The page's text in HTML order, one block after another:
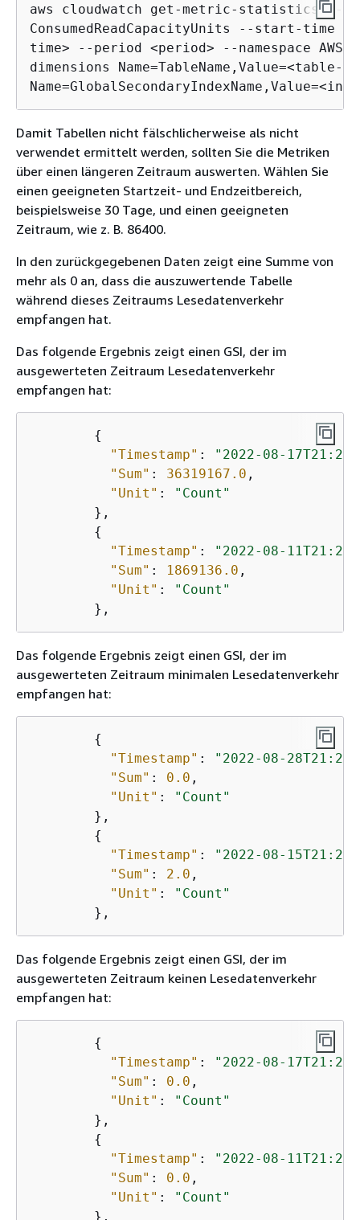
aws cloudwatch get-metric-statistics --
ConsumedReadCapacityUnits --start-time
time> --period <period> --namespace
dimensions Name=TableName,Value=<table-
Damit Tabellen nicht fälschlicherweise als nicht
verwendet ermittelt werden, sollten Sie die Metriken
über einen längeren Zeitraum auswerten. Wählen Sie
einen geeigneten Startzeit- und Endzeitbereich,
beispielsweise 30 Tage, und einen geeigneten
Zeitraum, wie z. B. 86400.
In den zurückgegebenen Daten zeigt eine Summe von
mehr als 0 an, dass die auszuwertende Tabelle
während dieses Zeitraums Lesedatenverkehr
empfangen hat.
Das folgende Ergebnis zeigt einen GSI, der im
ausgewerteten Zeitraum Lesedatenverkehr
empfangen hat:
{
"Timestamp" :
"2022-08-
"Sum" : 36319167.0 ,
"Unit" :
"Count"
        },
{
"Timestamp" :
"2022-08-
"Sum" : 1869136.0 ,
"Unit" :
"Count"
Das folgende Ergebnis zeigt einen GSI, der im
ausgewerteten Zeitraum minimalen Lesedatenverkehr
empfangen hat:
{
"Timestamp" :
"2022-08-
"Sum" : 0.0 ,
"Unit" :
"Count"
        },
{
"Timestamp" :
"2022-08-
"Sum" : 2.0 ,
"Unit" :
"Count"
Das folgende Ergebnis zeigt einen GSI, der im
ausgewerteten Zeitraum keinen Lesedatenverkehr
empfangen hat:
{
"Timestamp" :
"2022-08-
"Sum" : 0.0 ,
"Unit" :
"Count"
        },
{
"Timestamp" :
"2022-08-
"Sum" : 0.0 ,
"Unit" :
"Count"